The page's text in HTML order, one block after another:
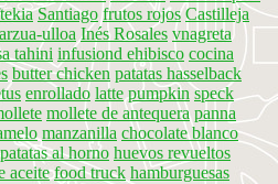
Santiago frutos rojos Castilleja
arzua-ulloa Inés Rosales vnagreta
tahini infusiond ehibisco cocina
butter chicken patatas hasselback
enrollado latte pumpkin speck
mollete de antequera panna
manzanilla chocolate blanco
patatas al horno huevos revueltos
aceite food truck hamburguesas